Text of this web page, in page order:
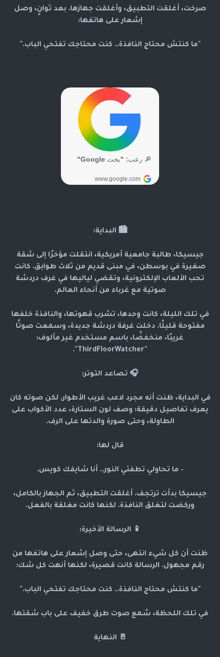
صرخت، أغلقت التطبيق، وأغلقت جهازها. بعد ثوانٍ، وصل
إشعار على هاتفها:
"ما كنتش محتاج النافذة… كنت محتاجك تفتحي الباب."
🏙️ البداية:
جيسيكا، طالبة جامعية أمريكية، انتقلت مؤخرًا إلى شقة
صغيرة في بوسطن، في مبنى قديم من ثلاث طوابق. كانت
تحب الألعاب الإلكترونية، وتقضي لياليها في غرف دردشة
صوتية مع غرباء من أنحاء العالم.
في تلك الليلة، كانت وحدها، تشرب قهوتها، والنافذة خلفها
مفتوحة قليلًا. دخلت غرفة دردشة جديدة، وسمعت صوتًا
غريبًا، منخفضًا، باسم مستخدم غير مألوف:
"ThirdFloorWatcher".
🎧 تصاعد التوتر:
في البداية، ظنت أنه مجرد لاعب غريب الأطوار. لكن صوته كان
يعرف تفاصيل دقيقة: وصف لون الستارة، عدد الأكواب على
الطاولة، وحتى صورة والدتها على الرف.
قال لها:
– ما تحاولي تطفئي النور… أنا شايفك كويس.
جيسيكا بدأت ترتجف. أغلقت التطبيق، ثم الجهاز بالكامل،
وركضت لتغلق النافذة. لكنها كانت مغلقة بالفعل.
📱 الرسالة الأخيرة:
ظنت أن كل شيء انتهى، حتى وصل إشعار على هاتفها من
رقم مجهول. الرسالة كانت قصيرة، لكنها أنهت كل شك:
"ما كنتش محتاج النافذة… كنت محتاجك تفتحي الباب."
في تلك اللحظة، سُمع صوت طرق خفيف على باب شقتها.
🚪 النهاية